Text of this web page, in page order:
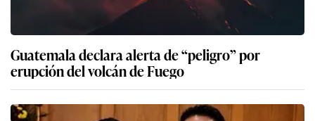
Guatemala declara alerta de “peligro” por
erupción del volcán de Fuego